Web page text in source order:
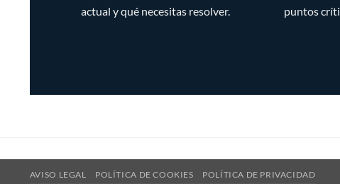
actual y qué necesitas resolver.
puntos
AVISO LEGAL POLÍTICA DE COOKIES POLÍTICA DE PRIVACIDAD